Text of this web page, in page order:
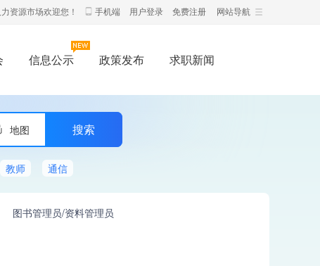
网站导航
资源市场欢迎您！ 手机端 用户登录 免费注册
信息公示 政策发布 求职新闻
地图
教师 通信
图书管理员/资料管理员